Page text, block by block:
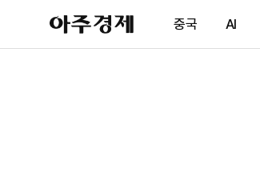
아
주
제
중국 AI